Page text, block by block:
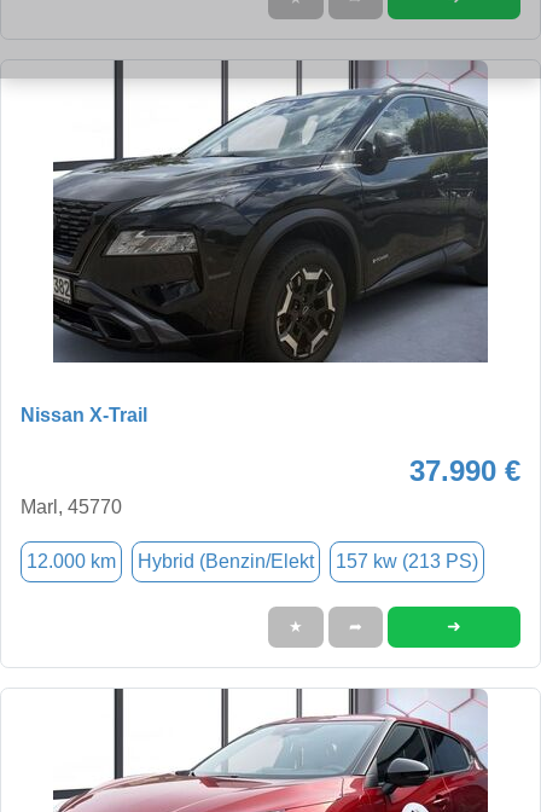
Nissan X-Trail
37.990 €
Marl, 45770
12.000 km Hybrid (Benzin/Elekt 157 kw (213 PS)
★ ➦ ➜